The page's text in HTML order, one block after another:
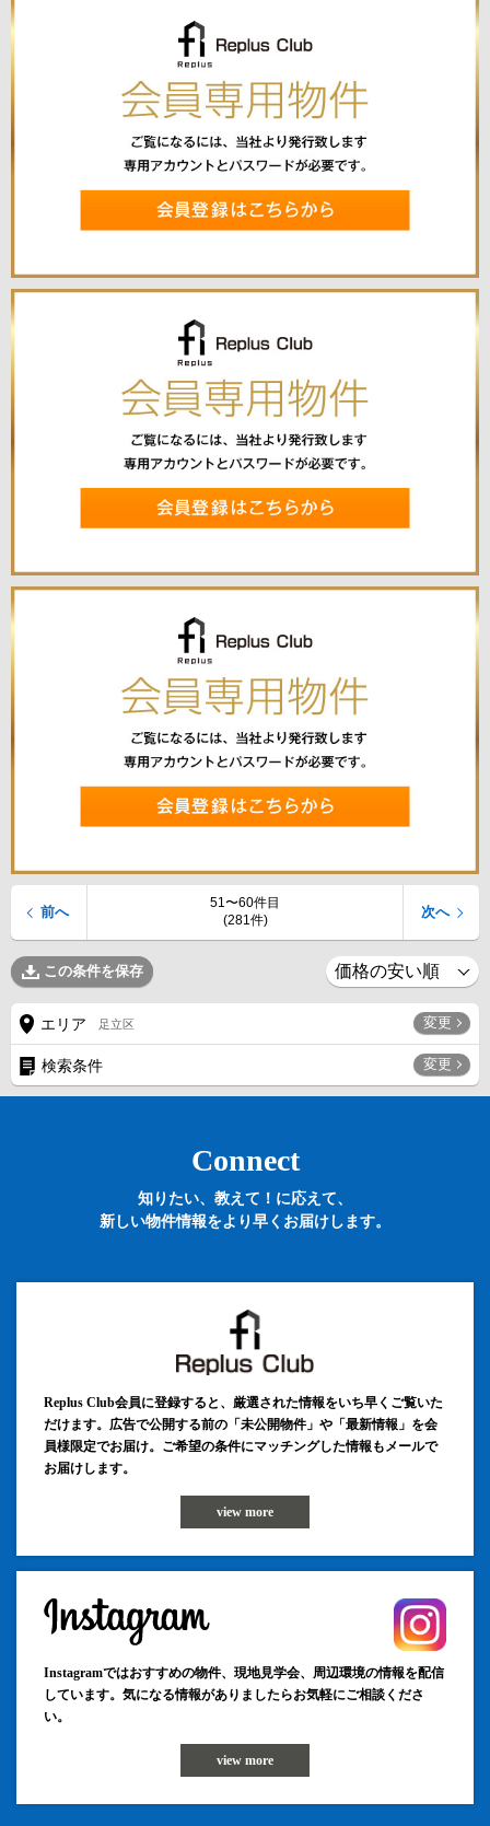
51〜60件目
(281件)
前へ 次へ
この条件を保存
エリア 足立区 変更
検索条件 変更
Connect
知りたい、教えて！に応えて、
新しい物件情報をより早くお届けします。
Replus Club会員に登録すると、厳選された情報をいち早くご覧いた
だけます。広告で公開する前の「未公開物件」や「最新情報」を会
員様限定でお届け。ご希望の条件にマッチングした情報もメールで
お届けします。
view more
Instagramではおすすめの物件、現地見学会、周辺環境の情報を配信
しています。気になる情報がありましたらお気軽にご相談くださ
い。
view more